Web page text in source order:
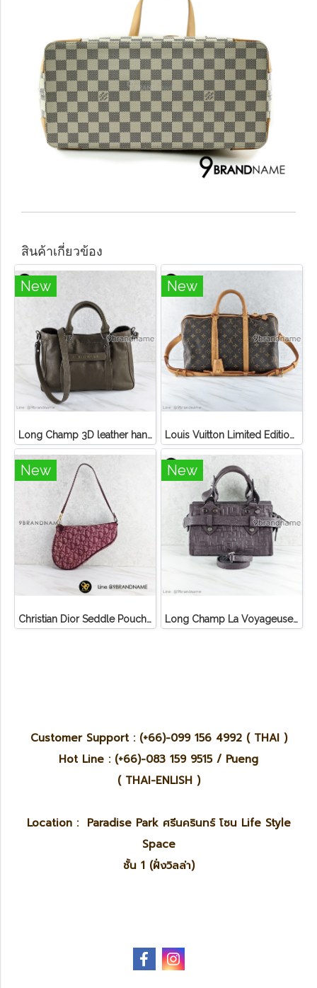
สินค้าเกี่ยวข้อง
New
Long Champ 3D leather handbag
New
Louis Vuitton Limited Edition Monogram Canvas Sofia Coppola SC Bag
New
Christian Dior Seddle Pouch Accessory Hand Bag
New
Long Champ La Voyageuse Bag Leather
Customer Support : (+66)-099 156 4992 ( THAI )
Hot Line : (+66)-083 159 9515 / Pueng
( THAI-ENLISH )
Location : Paradise Park ศรีนครินทร์ โซน Life Style
Space
ชั้น 1 (ฝั่งวิลล่า)